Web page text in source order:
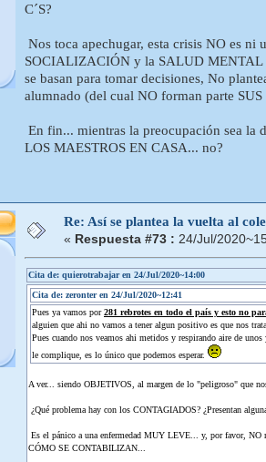
C´S?
Nos toca apechugar, esta crisis NO es
SOCIALIZACIÓN y la SALUD MENTAL
se basan para tomar decisiones, No
alumnado (del cual NO forman parte SUS
En fin... mientras la preocupación sea la
LOS MAESTROS EN CASA... no?
Re: Así se plantea la vuelta al
« Respuesta #73 : 24/Jul/
Cita de: quierotrabajar en 24/Jul/2020~14:00
Cita de: zeronter en 24/Jul/2020~12:41
Pues ya vamos por281 rebrotes en todo el país y esto no
alguien que ahi no vamos a tener algun positivo es que nos
Pues cuando nos veamos ahi metidos y respirando aire de
le complique, es lo único que podemos esperar.
A ver... siendo OBJETIVOS, al margen de lo "peligroso" que
¿Qué problema hay con los CONTAGIADOS? ¿Presentan
Es el pánico a una enfermedad MUY LEVE... y, por favor, NO
CÓMO SE CONTABILIZAN...